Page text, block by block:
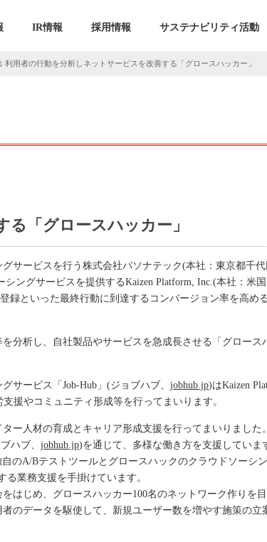
IR情報 採用情報 サステナビリティ活動
用者の行動を分析しネットサービスを改善する「グロースハッカー」
「グロースハッカー」
サービスを行う株式会社パソナテック(本社：東京都千
ングサービスを提供するKaizen Platform, Inc.(本社：米国
録といった最終行動に到達するコンバージョン率を高め
分析し、自社製品やサービスを急成長させる「グロース
サービス「Job-Hub」(ジョブハブ、 jobhub.jp)はKaizen
支援やコミュニティ形成等を行ってまいります。
ー人材の育成とキャリア形成支援を行ってまいりました
ハブ、 jobhub.jp)を通じて、多様な働き方を支援していま
のA/Bテストツールとグロースハックのクラウドソーシ
る業務支援を手掛けています。
じめ、グロースハッカー100名のネットワーク作りを目
のデータを駆使して、新規ユーザー数を増やす施策の立